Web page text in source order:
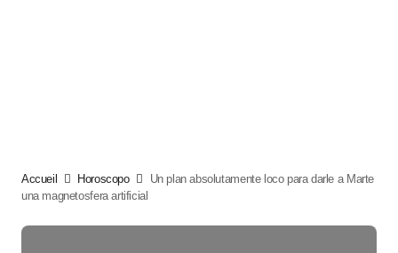
Accueil Horoscopo
Un plan absolutamente loco para darle a Marte
una magnetosfera artificial